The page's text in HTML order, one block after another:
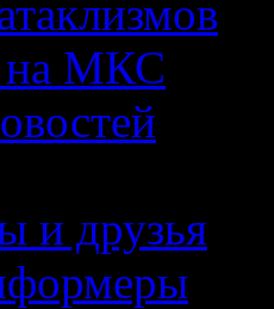
на МКС
и друзья